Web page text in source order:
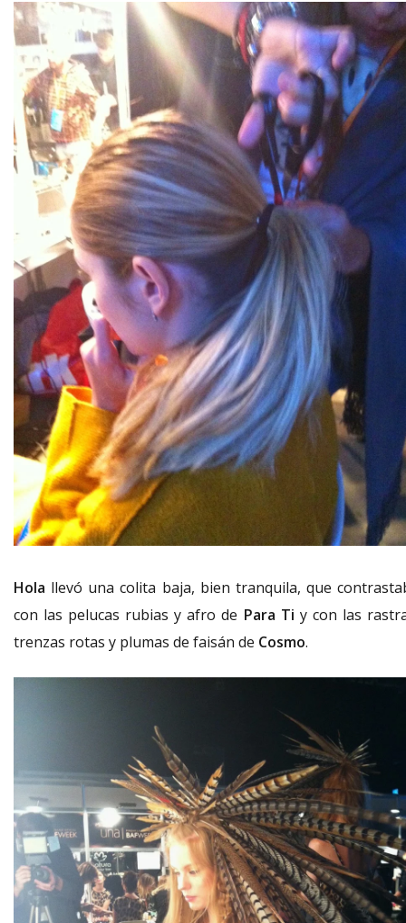
Hola llevó una colita baja, bien tranquila, que
con las pelucas rubias y afro de Para Ti y con las
trenzas rotas y plumas de faisán de Cosmo.